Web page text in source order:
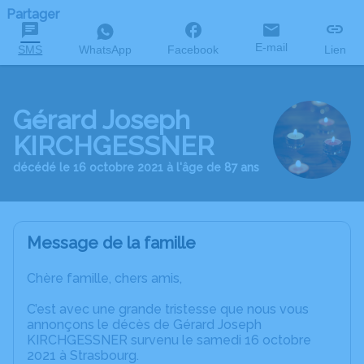
Partager
SMS WhatsApp Facebook E-mail Lien
Gérard Joseph
KIRCHGESSNER
décédé le 16 octobre 2021 à l'âge de 87 ans
Message de la famille
Chère famille, chers amis,
C’est avec une grande tristesse que nous vous
annonçons le décès de Gérard Joseph
KIRCHGESSNER survenu le samedi 16 octobre
2021 à Strasbourg.